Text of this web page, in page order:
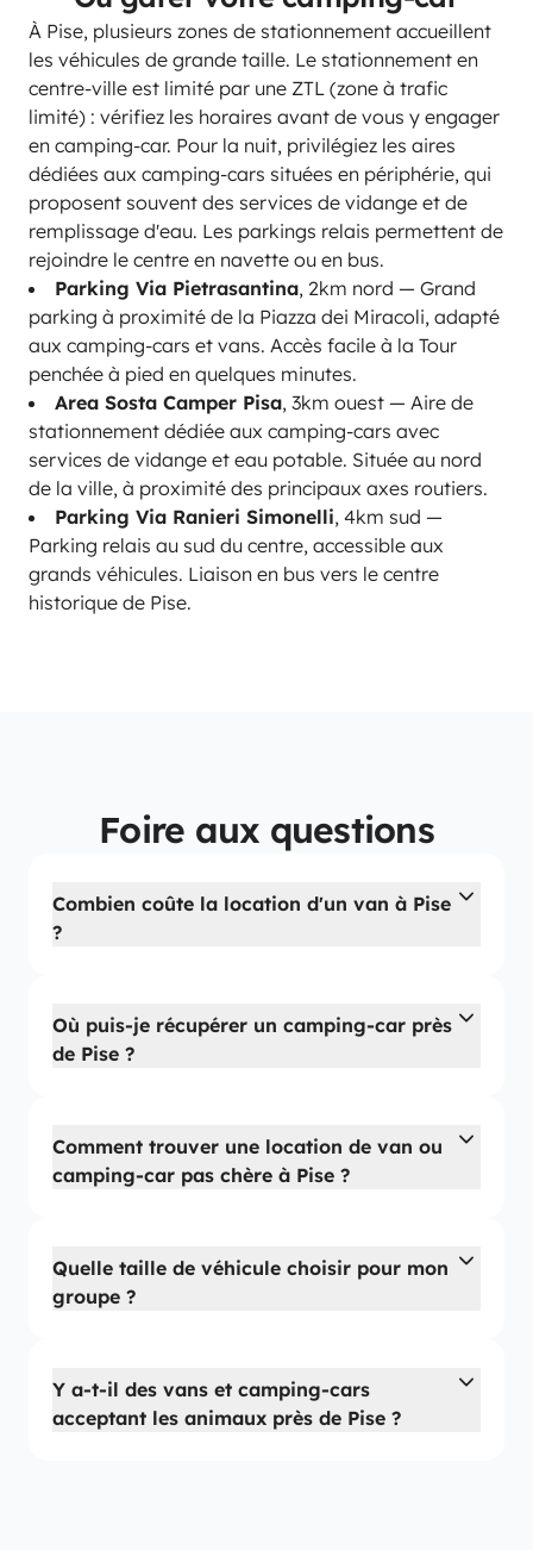
À Pise, plusieurs zones de stationnement accueillent
les véhicules de grande taille. Le stationnement en
centre-ville est limité par une ZTL (zone à trafic
limité) : vérifiez les horaires avant de vous y engager
en camping-car. Pour la nuit, privilégiez les aires
dédiées aux camping-cars situées en périphérie, qui
proposent souvent des services de vidange et de
remplissage d'eau. Les parkings relais permettent de
rejoindre le centre en navette ou en bus.
Parking Via Pietrasantina, 2km nord — Grand
parking à proximité de la Piazza dei Miracoli, adapté
aux camping-cars et vans. Accès facile à la Tour
penchée à pied en quelques minutes.
Area Sosta Camper Pisa, 3km ouest — Aire de
stationnement dédiée aux camping-cars avec
services de vidange et eau potable. Située au nord
de la ville, à proximité des principaux axes routiers.
Parking Via Ranieri Simonelli, 4km sud —
Parking relais au sud du centre, accessible aux
grands véhicules. Liaison en bus vers le centre
historique de Pise.
Foire aux questions
Combien coûte la location d'un van à Pise
?
Où puis-je récupérer un camping-car près
de Pise ?
Comment trouver une location de van ou
camping-car pas chère à Pise ?
Quelle taille de véhicule choisir pour mon
groupe ?
Y a-t-il des vans et camping-cars
acceptant les animaux près de Pise ?